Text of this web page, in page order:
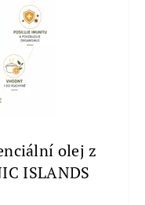
olej z
ISLANDS